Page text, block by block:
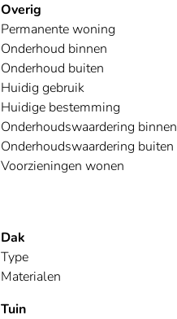
Overig
Permanente woning
Onderhoud binnen
Onderhoud buiten
Huidig gebruik
Huidige bestemming
Onderhoudswaardering binnen
Onderhoudswaardering buiten
Voorzieningen wonen
Dak
Type
Materialen
Tuin